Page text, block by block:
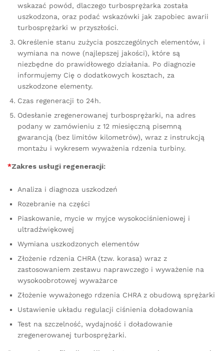
wskazać powód, dlaczego turbosprężarka została
uszkodzona, oraz podać wskazówki jak zapobiec awarii
turbosprężarki w przyszłości.
Określenie stanu zużycia poszczególnych elementów, i
wymiana na nowe (najlepszej jakości), które są
niezbędne do prawidłowego działania. Po diagnozie
informujemy Cię o dodatkowych kosztach, za
uszkodzone elementy.
Czas regeneracji to 24h.
Odesłanie zregenerowanej turbosprężarki, na adres
podany w zamówieniu z 12 miesięczną pisemną
gwarancją (bez limitów kilometrów), wraz z instrukcją
montażu i wykresem wyważenia rdzenia turbiny.
*Zakres usługi regeneracji:
Analiza i diagnoza uszkodzeń
Rozebranie na części
Piaskowanie, mycie w myjce wysokociśnieniowej i
ultradźwiękowej
Wymiana uszkodzonych elementów
Złożenie rdzenia CHRA (tzw. korasa) wraz z
zastosowaniem zestawu naprawczego i wyważenie na
wysokoobrotowej wyważarce
Złożenie wyważonego rdzenia CHRA z obudową sprężarki
Ustawienie układu regulacji ciśnienia doładowania
Test na szczelność, wydajność i doładowanie
zregenerowanej turbosprężarki.